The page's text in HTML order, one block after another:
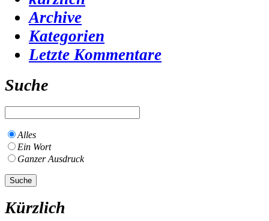
Archive
Kategorien
Letzte Kommentare
Suche
Alles
Ein Wort
Ganzer Ausdruck
Kürzlich